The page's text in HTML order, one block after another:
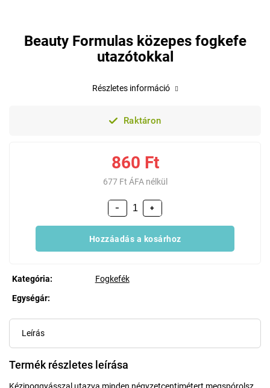
Beauty Formulas közepes fogkefe
utazótokkal
Raktáron
860 Ft
677 Ft ÁFA nélkül
+
−
Hozzáadás a kosárhoz
Kategória:
Fogkefék
Egységár:
Részletes információ
Leírás
Termék részletes leírása